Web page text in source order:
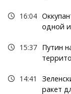
16:04
одной
15:37 Путин
14:41
ракет